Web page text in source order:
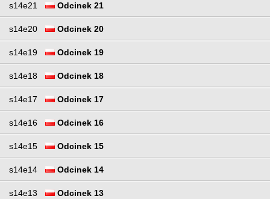
s14e21 Odcinek 21
s14e20 Odcinek 20
s14e19 Odcinek 19
s14e18 Odcinek 18
s14e17 Odcinek 17
s14e16 Odcinek 16
s14e15 Odcinek 15
s14e14 Odcinek 14
s14e13 Odcinek 13